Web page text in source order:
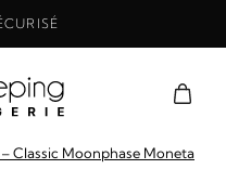
Classic Moonphase Moneta